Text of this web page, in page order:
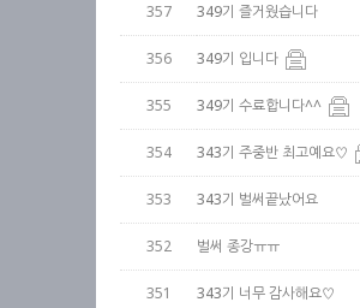
357 349기 즐거웠습니다
356 349기 입니다
355 349기 수료합니다^^
354 343기 주중반 최고예요♡
353 343기 벌써끝났어요
352 벌써 종강ㅠㅠ
351 343기 너무 감사해요♡